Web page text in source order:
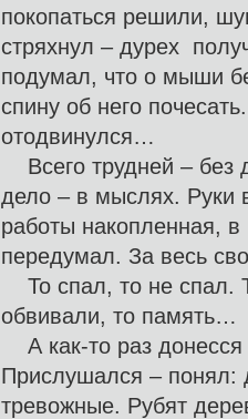
покопаться решили,
стряхнул – дурех
подумал, что о мыши
спину об него
отодвинулся…
Всего трудней – без
дело – в мыслях. Руки
работы накопленная,
передумал. За весь
То спал, то не спал.
обвивали, то память…
А как-то раз донесся
Прислушался – понял:
тревожные. Рубят